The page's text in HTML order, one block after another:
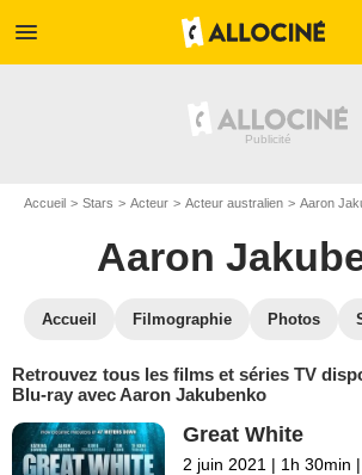
menu
Accueil Stars Acteur Acteur australien Aaron
Aaron
Accueil Filmographie Photos
Retrouvez tous les films et séries TV
Blu-ray avec Aaron Jakubenko
Great White
2 juin 2021 | 1h 30min |